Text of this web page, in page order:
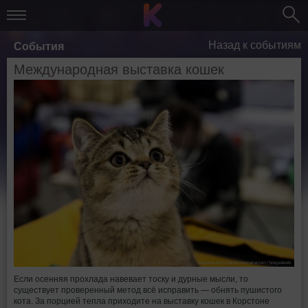
События Назад к событиям
Международная выставка кошек
Если осенняя прохлада навевает тоску и дурные мысли, то
существует проверенный метод всё исправить — обнять пушистого
кота. За порцией тепла приходите на выставку кошек в Корстоне